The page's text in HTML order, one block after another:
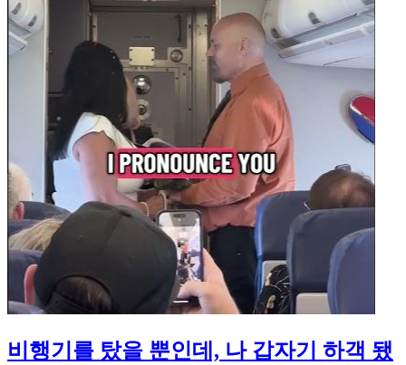
비행기를 탔을 뿐인데, 나 갑자기 하객 됐